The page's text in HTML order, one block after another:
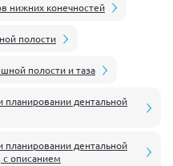
нижних конечностей
полости
полости и таза
дентальной
дентальной
с описанием